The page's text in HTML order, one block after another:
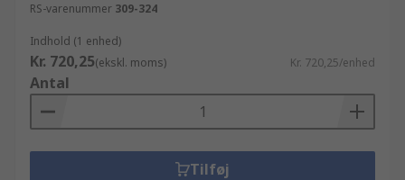
RS-varenummer 309-324
Indhold (1 enhed)
Kr. 720,25(ekskl. moms) Kr. 720,25/enhed
Antal
Tilføj